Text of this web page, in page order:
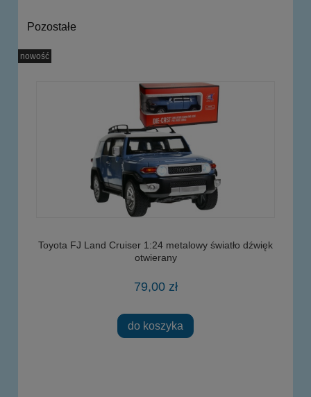
Pozostałe
Toyota FJ Land Cruiser 1:24 metalowy światło dźwięk
otwierany
79,00 zł
do koszyka
nowość